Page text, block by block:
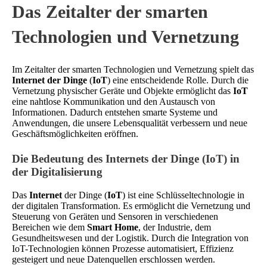
Das Zeitalter der smarten
Technologien und Vernetzung
Im Zeitalter der smarten Technologien und Vernetzung spielt das
Internet der Dinge (IoT) eine entscheidende Rolle. Durch die
Vernetzung physischer Geräte und Objekte ermöglicht das IoT
eine nahtlose Kommunikation und den Austausch von
Informationen. Dadurch entstehen smarte Systeme und
Anwendungen, die unsere Lebensqualität verbessern und neue
Geschäftsmöglichkeiten eröffnen.
Die Bedeutung des Internets der Dinge (IoT) in
der Digitalisierung
Das Internet der Dinge (IoT) ist eine Schlüsseltechnologie in
der digitalen Transformation. Es ermöglicht die Vernetzung und
Steuerung von Geräten und Sensoren in verschiedenen
Bereichen wie dem Smart Home, der Industrie, dem
Gesundheitswesen und der Logistik. Durch die Integration von
IoT-Technologien können Prozesse automatisiert, Effizienz
gesteigert und neue Datenquellen erschlossen werden.